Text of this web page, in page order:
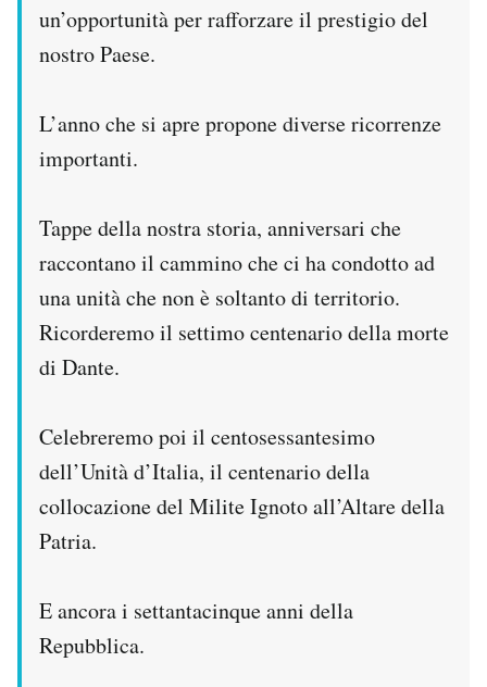
un’opportunità per rafforzare il prestigio del
nostro Paese.
L’anno che si apre propone diverse ricorrenze
importanti.
Tappe della nostra storia, anniversari che
raccontano il cammino che ci ha condotto ad
una unità che non è soltanto di territorio.
Ricorderemo il settimo centenario della morte
di Dante.
Celebreremo poi il centosessantesimo
dell’Unità d’Italia, il centenario della
collocazione del Milite Ignoto all’Altare della
Patria.
E ancora i settantacinque anni della
Repubblica.